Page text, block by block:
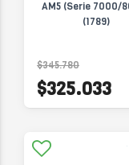
AM5 (Serie 7000/
(1789)
$345.780
$325.033